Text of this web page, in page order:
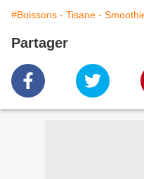
#Boissons - Tisane -
Partager